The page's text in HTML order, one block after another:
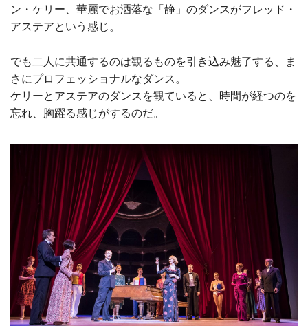
ン・ケリー、華麗でお洒落な「静」のダンスがフレッド・
アステアという感じ。
でも二人に共通するのは観るものを引き込み魅了する、ま
さにプロフェッショナルなダンス。
ケリーとアステアのダンスを観ていると、時間が経つのを
忘れ、胸躍る感じがするのだ。